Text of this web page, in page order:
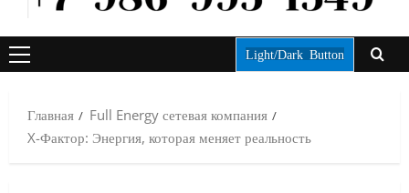
ОСНОВНОЕ
Light/Dark Button
Главная
Full Energy сетевая компания
X-Фактор: Энергия, которая меняет реальность